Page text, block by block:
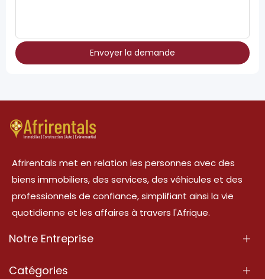
Envoyer la demande
Afrirentals met en relation les personnes avec des
biens immobiliers, des services, des véhicules et des
professionnels de confiance, simplifiant ainsi la vie
quotidienne et les affaires à travers l'Afrique.
Notre Entreprise
À Propos
Catégories